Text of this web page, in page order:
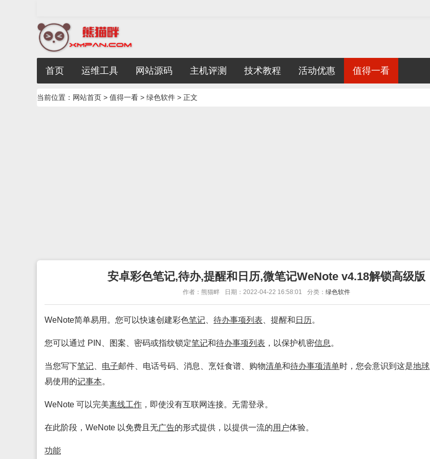
首页 运维工具 网站源码 主机评测 技术教程 活动优惠 值得一看
当前位置： 网站首页 > 值得一看 > 绿色软件 > 正文
安卓彩色笔记,待办,提醒和日历,微笔记WeNote v4.18解锁高级版
作者：熊猫畔 日期：2022-04-22 16:58:01 分类：绿色软件
WeNote简单易用。您可以快速创建彩色笔记 待办事项列表 、提醒和 日历。
您可以通过 PIN、图案、密码或指纹锁定笔记和待办事项列表 ，以保护机密信息 。
当您写下笔记 电子邮件、电话号码、消息、烹饪食谱、购物清单和待办事项清单时，您会意识到这是地球
易使用的记事本。
WeNote 可以完美离线工作 ，即使没有互联网连接。无需登录。
在此阶段，WeNote 以免费且无广告的形式提供，以提供一流的用户体验。
功能